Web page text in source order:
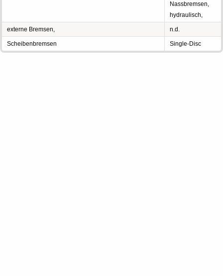
Nassbremsen,
hydraulisch,
externe Bremsen, n.d.
Scheibenbremsen Single-Disc